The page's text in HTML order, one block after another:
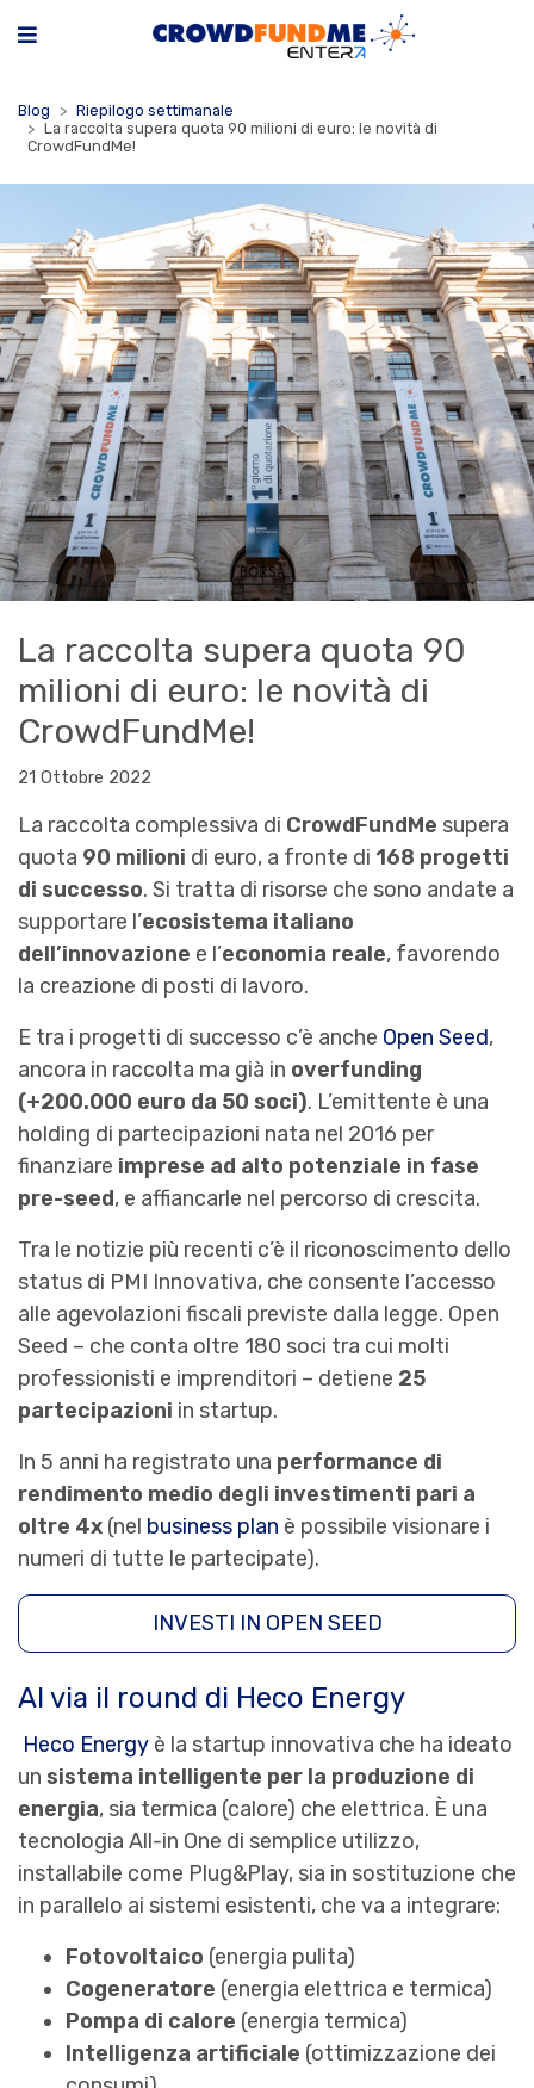
Blog
Riepilogo settimanale
La raccolta supera quota 90 milioni di euro: le novità di
CrowdFundMe!
La raccolta supera quota 90
milioni di euro: le novità di
CrowdFundMe!
21 Ottobre 2022
La raccolta complessiva di CrowdFundMe supera
quota 90 milioni di euro, a fronte di 168 progetti
di successo. Si tratta di risorse che sono andate a
supportare l’ecosistema italiano
dell’innovazione e l’economia reale, favorendo
la creazione di posti di lavoro.
E tra i progetti di successo c’è anche Open Seed,
ancora in raccolta ma già in overfunding
(+200.000 euro da 50 soci). L’emittente è una
holding di partecipazioni nata nel 2016 per
finanziare imprese ad alto potenziale in fase
pre-seed, e affiancarle nel percorso di crescita.
Tra le notizie più recenti c’è il riconoscimento dello
status di PMI Innovativa, che consente l’accesso
alle agevolazioni fiscali previste dalla legge. Open
Seed – che conta oltre 180 soci tra cui molti
professionisti e imprenditori – detiene 25
partecipazioni in startup.
In 5 anni ha registrato una performance di
rendimento medio degli investimenti pari a
oltre 4x (nel business plan è possibile visionare i
numeri di tutte le partecipate).
INVESTI IN OPEN SEED
Al via il round di Heco Energy
Heco Energy è la startup innovativa che ha ideato
un sistema intelligente per la produzione di
energia, sia termica (calore) che elettrica. È una
tecnologia All-in One di semplice utilizzo,
installabile come Plug&Play, sia in sostituzione che
in parallelo ai sistemi esistenti, che va a integrare:
Fotovoltaico (energia pulita)
Cogeneratore (energia elettrica e termica)
Pompa di calore (energia termica)
Intelligenza artificiale (ottimizzazione dei